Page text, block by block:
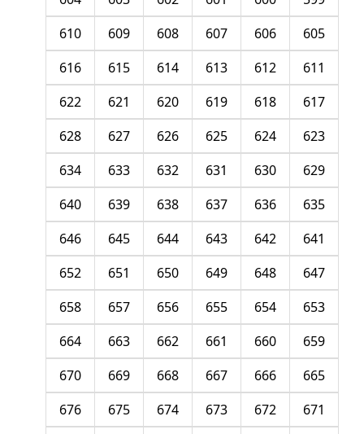
605
606
607
608
609
610
611
612
613
614
615
616
617
618
619
620
621
622
623
624
625
626
627
628
629
630
631
632
633
634
635
636
637
638
639
640
641
642
643
644
645
646
647
648
649
650
651
652
653
654
655
656
657
658
659
660
661
662
663
664
665
666
667
668
669
670
671
672
673
674
675
676